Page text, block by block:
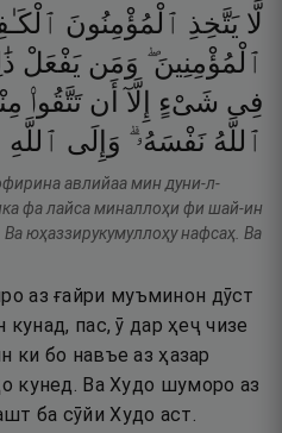
لَّا يَتَّخِذِ ٱلْمُؤْمِنُونَ
ٱلْمُؤْمِنِينَ ۖ وَمَن يَفْعَلْ
فِى شَىْءٍ إِلَّآ أَن تَتَّقُوا۟
ٱللَّهُ نَفْسَهُۥ ۗ وَإِلَى ٱللَّهِ
авлийаа мин дуни-л-
фа лайса миналлоҳи фи шай-ин
юҳаззирукумуллоҳу нафсаҳ. Ва
аз ғайри муъминон дӯст
кунад, пас, ӯ дар ҳеҷ чизе
ки бо навъе аз ҳазар
кунед. Ва Худо шуморо аз
ба сӯйи Худо аст.